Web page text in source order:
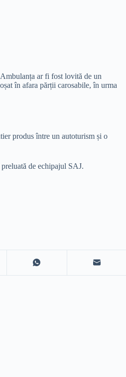
ar fi fost lovită de un
în afara părții carosabile, în urma
produs între un autoturism și o
de echipajul SAJ.